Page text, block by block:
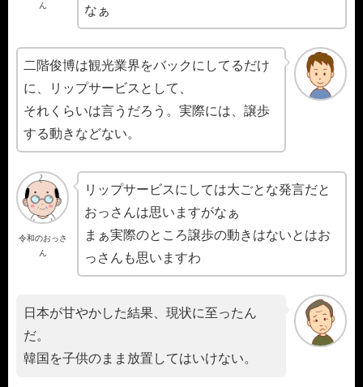
ん
なぁ
二階俊博は観光業界をバックにしてるだけ
に、リップサービスとして、
それくらいは言うだろう。実際には、譲歩
する動きなどない。
令和のおっさ
ん
リップサービスにしては大ごとな発言だと
おっさんは思いますがなぁ
まぁ実際のところ譲歩の動きはないとはお
っさんも思いますわ
日本が甘やかした結果、現状に至ったん
だ。
韓国を子供のまま放置してはいけない。